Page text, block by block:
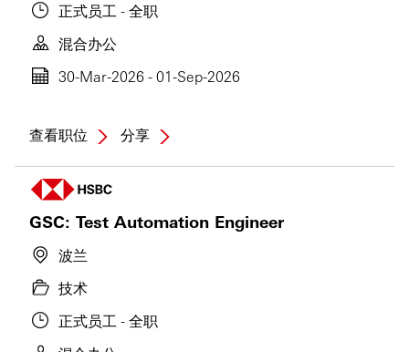
正式员工 - 全职
混合办公
30-Mar-2026 - 01-Sep-2026
查看职位 分享
GSC: Test Automation Engineer
波兰
技术
正式员工 - 全职